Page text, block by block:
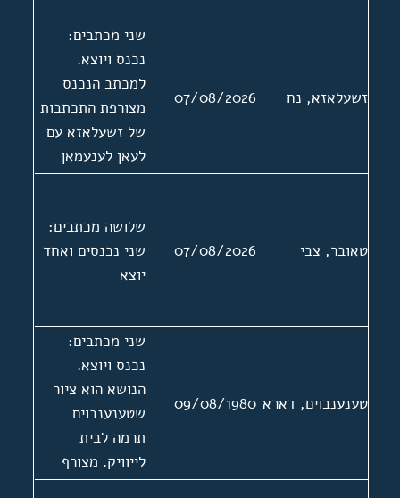
זשעלאזא, נח 07/08/2026
שני מכתבים:
נכנס ויוצא.
למכתב הנכנס
מצורפת התכתבות
של זשעלאזא עם
לעאן לענעמאן
יו"ר ארגון
והעיתונאים
ביידיש בצרפת.
ארבעה מכתבים.
תמונה, צילום של
כריכה ותוכן
העניינים של
ספרו, ביבליוגרפיה
וכרטיס חבר
באגודת עיתונאים.
טאובר, צבי 07/08/2026
שלושה מכתבים:
שני נכנסים ואחד
יוצא
טענענבוים, דארא 09/08/1980
שני מכתבים:
נכנס ויוצא.
הנושא הוא ציור
שטענענבוים
תרמה לבית
לייוויק. מצורף
מכתב מהנהלת